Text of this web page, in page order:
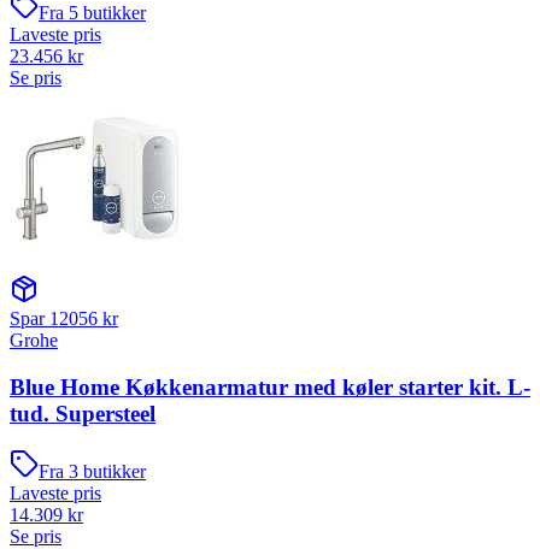
Fra 5 butikker
Laveste pris
23.456 kr
Se pris
Spar 12056 kr
Grohe
Blue Home Køkkenarmatur med køler starter kit. L-
tud. Supersteel
Fra 3 butikker
Laveste pris
14.309 kr
Se pris